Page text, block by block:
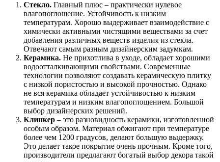
Стекло. Главный плюс – практически нулевое
влагопоглощение. Устойчивость к низким
температурам. Хорошо выдерживает взаимодействие с
химически активными чистящими веществами за счет
добавления различных веществ изделия из стекла.
Отвечают самым разным дизайнерским задумкам.
Керамика. Не прихотлива в уходе, обладает хорошими
водоотталкивающими свойствами. Современные
технологии позволяют создавать керамическую плитку
с низкой пористостью и высокой прочностью. Однако
не вся керамика обладает устойчивостью к низким
температурам и низким влагопоглощением. Большой
выбор дизайнерских решений.
Клинкер – это разновидность керамики, изготовленной
особым образом. Материал обжигают при температуре
более чем 1200 градусов, делают большую выдержку.
Это делает такое покрытие очень прочным. Кроме того,
производители предлагают богатый выбор декора такой